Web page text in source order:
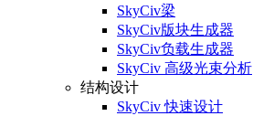
SkyCiv梁
SkyCiv版块生成器
SkyCiv负载生成器
SkyCiv 高级光束分析
结构设计
SkyCiv 快速设计